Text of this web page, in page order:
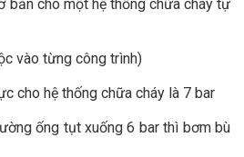
bản cho một hệ thống chữa cháy tự
vào từng công trình)
cho hệ thống chữa cháy là 7 bar
ống tụt xuống 6 bar thì bơm bù